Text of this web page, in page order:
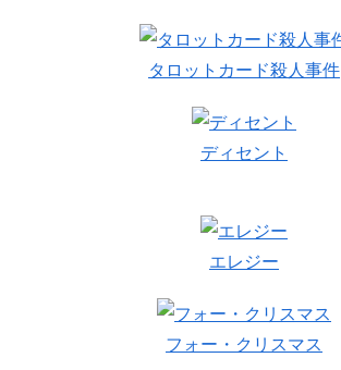
タロットカード殺人事件
ディセント
エレジー
フォー・クリスマス